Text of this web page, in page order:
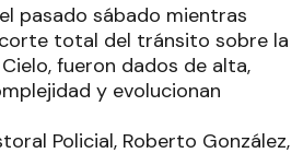
pasado sábado mientras
total del tránsito sobre la
fueron dados de alta,
y evolucionan
Policial, Roberto González,